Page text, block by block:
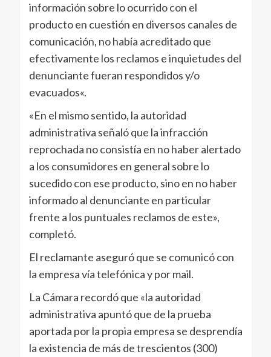
información sobre lo ocurrido con el
producto en cuestión en diversos canales de
comunicación, no había acreditado que
efectivamente los reclamos e inquietudes del
denunciante fueran respondidos y/o
evacuados«.
«En el mismo sentido, la autoridad
administrativa señaló que la infracción
reprochada no consistía en no haber alertado
a los consumidores en general sobre lo
sucedido con ese producto, sino en no haber
informado al denunciante en particular
frente a los puntuales reclamos de este»,
completó.
El reclamante aseguró que se comunicó con
la empresa vía telefónica y por mail.
La Cámara recordó que «la autoridad
administrativa apuntó que de la prueba
aportada por la propia empresa se desprendía
la existencia de más de trescientos (300)